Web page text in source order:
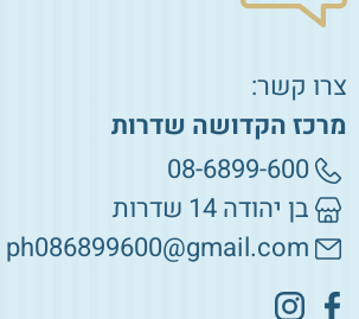
צרו קשר:
מרכז הקדושה שדרות
08-6899-600
בן יהודה 14 שדרות
ph086899600@gmail.com